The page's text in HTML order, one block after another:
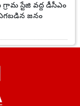
స్టేజి వద్ద డీసీఎం
జనం